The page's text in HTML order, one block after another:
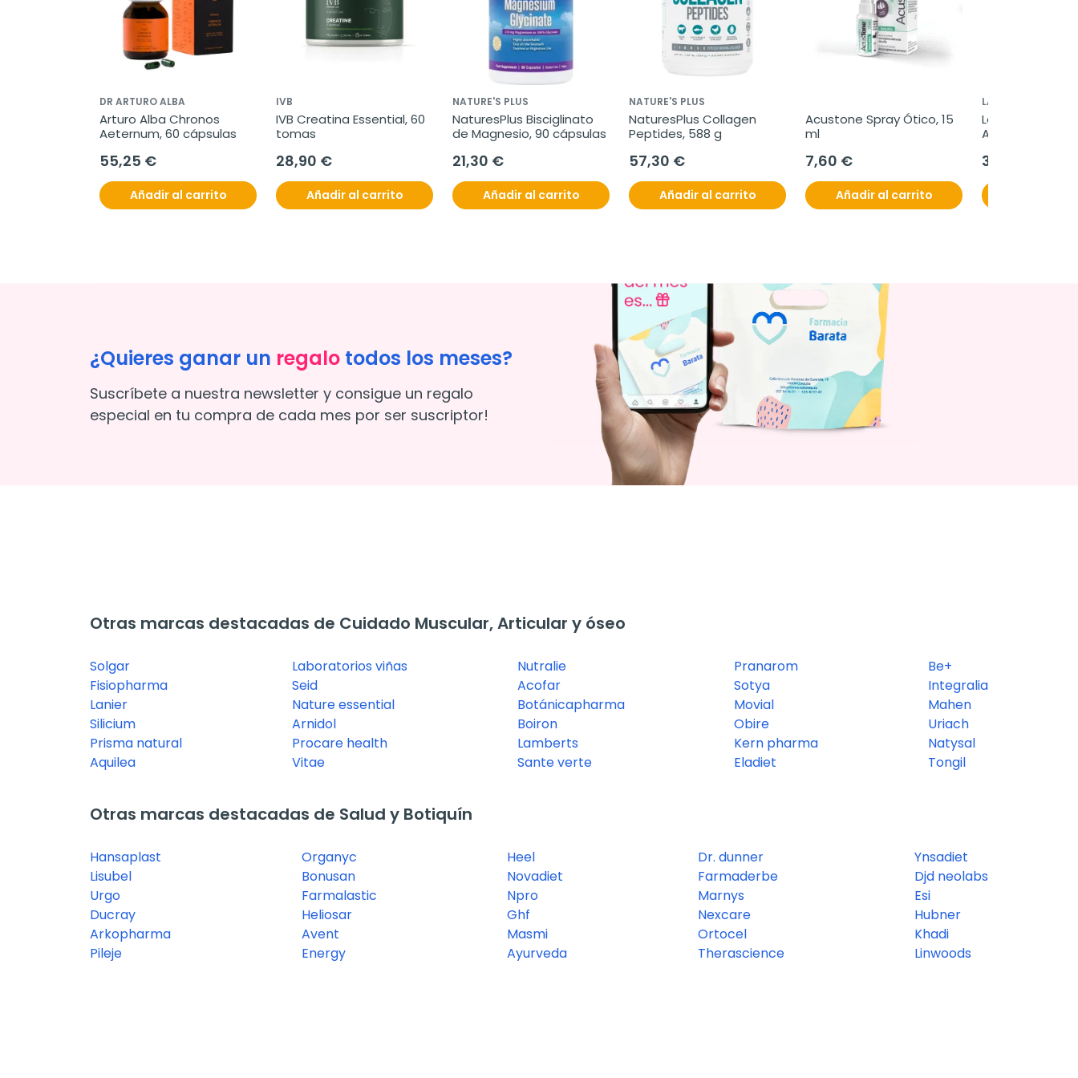
DR ARTURO ALBA
Arturo Alba Chronos
Aeternum, 60 cápsulas
55,25 €
Añadir al carrito
IVB
IVB Creatina Essential, 60
tomas
28,90 €
Añadir al carrito
NATURE'S PLUS
NaturesPlus Bisciglinato
de Magnesio, 90 cápsulas
21,30 €
Añadir al carrito
NATURE'S PLUS
NaturesPlus Collagen
Peptides, 588 g
57,30 €
Añadir al carrito
Acustone Spray Ótico, 15
ml
7,60 €
Añadir al carrito
LA ROCHE-POSAY
La Roche-
A.Z Gel-
33,95 €
¿Quieres ganar un regalo todos los meses?
Suscríbete a nuestra newsletter y consigue un regalo
especial en tu compra de cada mes por ser suscriptor!
Otras marcas destacadas de Cuidado Muscular, Articular y óseo
Solgar
Fisiopharma
Lanier
Silicium
Prisma natural
Aquilea
Laboratorios viñas
Seid
Nature essential
Arnidol
Procare health
Vitae
Nutralie
Acofar
Botánicapharma
Boiron
Lamberts
Sante verte
Pranarom
Sotya
Movial
Obire
Kern pharma
Eladiet
Be+
Integralia
Mahen
Uriach
Natysal
Tongil
Otras marcas destacadas de Salud y Botiquín
Hansaplast
Lisubel
Urgo
Ducray
Arkopharma
Pileje
Organyc
Bonusan
Farmalastic
Heliosar
Avent
Energy
Heel
Novadiet
Npro
Ghf
Masmi
Ayurveda
Dr. dunner
Farmaderbe
Marnys
Nexcare
Ortocel
Therascience
Ynsadiet
Djd neolabs
Esi
Hubner
Khadi
Linwoods